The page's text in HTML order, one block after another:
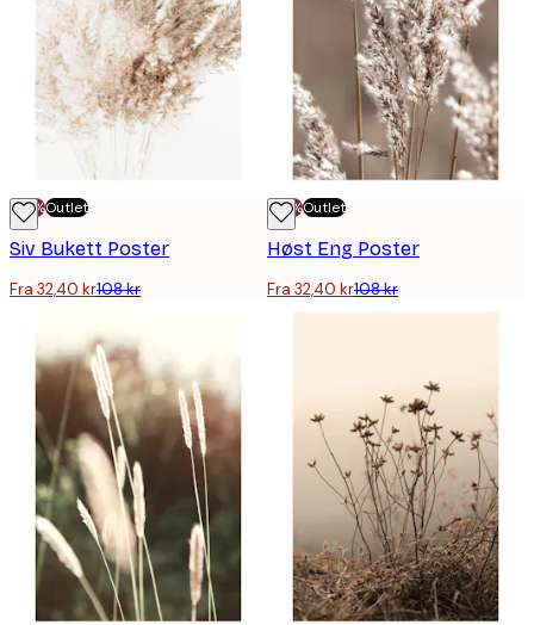
-70%Outlet
Siv Bukett Poster
Fra 32,40 kr108 kr
-70%Outlet
Høst Eng Poster
Fra 32,40 kr108 kr